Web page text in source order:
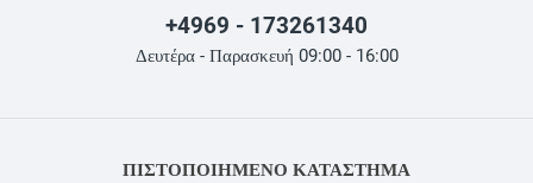
+4969 - 173261340
Δευτέρα - Παρασκευή 09:00 - 16:00
ΠΙΣΤΟΠΟΙΗΜΕΝΟ ΚΑΤΑΣΤΗΜΑ